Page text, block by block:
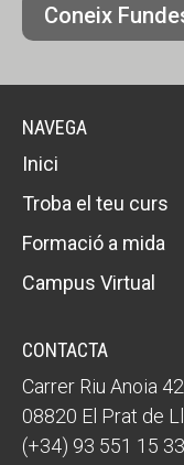
Coneix
NAVEGA
Inici
Troba el teu curs
Formació a mida
Campus Virtual
CONTACTA
Carrer Riu Anoia
08820 El Prat de
(+34) 93 551 15 33